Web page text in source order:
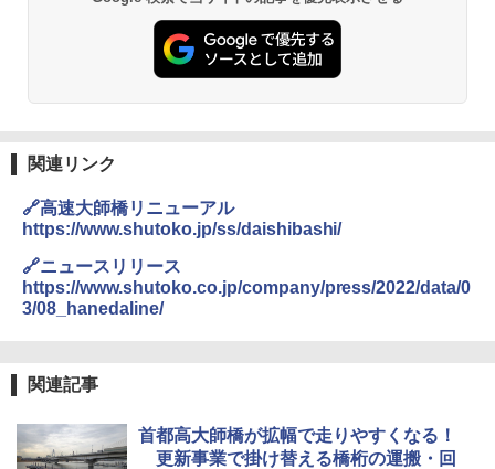
￥14,800
DEWEL パラソル 大型 ビーチ アウトドアパ
￥6,459
ポインターライト 強力 小型 緑色/赤色/青紫色
USB充電式 高精度 超長距離照射 長時間使用
熊撃退スプレー 熊よけスプレー 熊スプレー
【日本企業販売】超強力クマ対策スプレー 30
関連リンク
🔗高速大師橋リニューアル
https://www.shutoko.jp/ss/daishibashi/
🔗ニュースリリース
https://www.shutoko.co.jp/company/press/2022/data/0
3/08_hanedaline/
関連記事
首都高大師橋が拡幅で走りやすくなる！
更新事業で掛け替える橋桁の運搬・回